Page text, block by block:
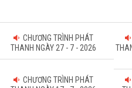
CHƯƠNG TRÌNH PHÁT
THANH NGÀY 27 - 7 - 2026
CHƯƠNG TRÌNH PHÁT